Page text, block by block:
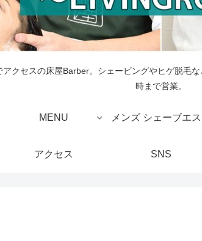
クセスの床屋Barber。シェービングやヒゲ脱毛
時まで営業。
MENU メンズ シェーブエ
アクセス SNS